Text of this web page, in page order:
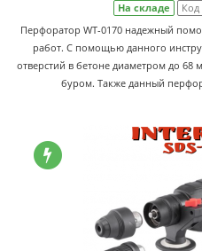
На складе Код
Перфоратор WT-0170 надежный
работ. С помощью данного
отверстий в бетоне диаметром до
буром. Также данный